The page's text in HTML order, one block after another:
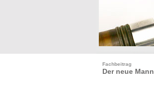
Fachbeitrag
Der neue Mann